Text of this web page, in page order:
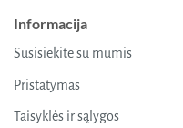
Informacija
Susisiekite su mumis
Pristatymas
Taisyklės ir sąlygos